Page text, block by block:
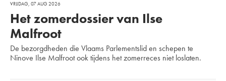
VRIJDAG, 07 AUG 2026
Het zomerdossier van Ilse
Malfroot
De bezorgdheden die Vlaams Parlementslid en schepen te
Ninove Ilse Malfroot ook tijdens het zomerreces niet loslaten.